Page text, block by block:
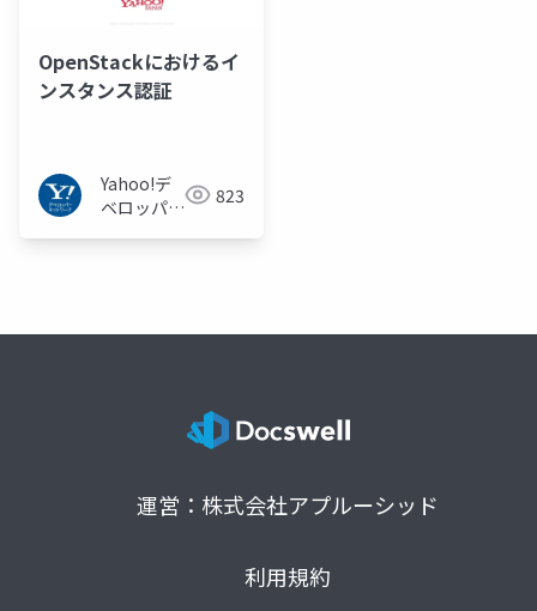
OpenStackにおけるイ
ンスタンス認証
Yahoo!デ
ベロッパー
823
運営：株式会社アプルーシッド
利用規約